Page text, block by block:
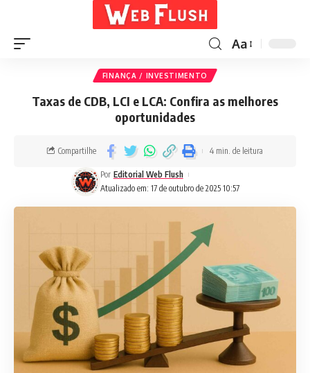
Aa
FINANÇA / INVESTIMENTO
Taxas de CDB, LCI e LCA: Confira as melhores
oportunidades
Atualizado em: 17 de outubro de 2025 10:57
Por Editorial Web Flush
Compartilhe 4 min. de leitura